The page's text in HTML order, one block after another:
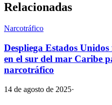
Relacionadas
Narcotráfico
Despliega Estados
en el sur del mar Caribe
narcotráfico
14 de agosto de 2025·